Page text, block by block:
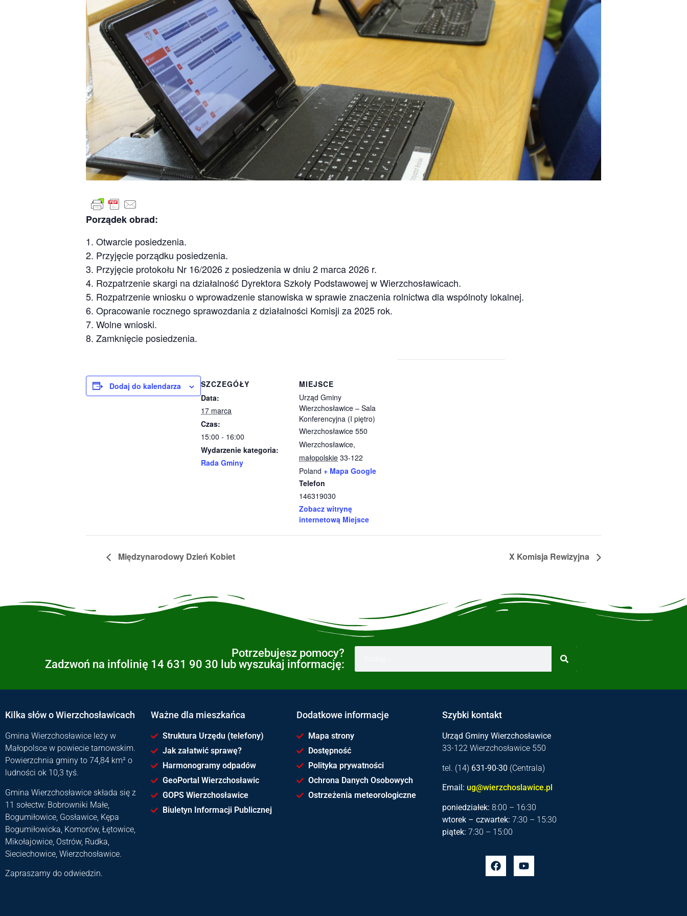
Porządek obrad:
1. Otwarcie posiedzenia.
2. Przyjęcie porządku posiedzenia.
3. Przyjęcie protokołu Nr 16/2026 z posiedzenia w dniu 2 marca 2026 r.
4. Rozpatrzenie skargi na działalność Dyrektora Szkoły Podstawowej w Wierzchosławicach.
5. Rozpatrzenie wniosku o wprowadzenie stanowiska w sprawie znaczenia rolnictwa dla wspólnoty lokalnej.
6. Opracowanie rocznego sprawozdania z działalności Komisji za 2025 rok.
7. Wolne wnioski.
8. Zamknięcie posiedzenia.
Dodaj do kalendarza
SZCZEGÓŁY
Data:
17 marca
Czas:
15:00 - 16:00
Wydarzenie kategoria:
Rada Gminy
MIEJSCE
Urząd Gminy
Wierzchosławice – Sala
Konferencyjna (I piętro)
Wierzchosławice 550
Wierzchosławice,
małopolskie 33-122
Poland + Mapa Google
Telefon
146319030
Zobacz witrynę
internetową Miejsce
Międzynarodowy Dzień Kobiet X Komisja Rewizyjna
Potrzebujesz pomocy?
Zadzwoń na infolinię 14 631 90 30 lub wyszukaj informację:
Kilka słów o Wierzchosławicach
Gmina Wierzchosławice leży w
Małopolsce w powiecie tarnowskim.
Powierzchnia gminy to 74,84 km² o
ludności ok 10,3 tyś.
Gmina Wierzchosławice składa się z
11 sołectw: Bobrowniki Małe,
Bogumiłowice, Gosławice, Kępa
Bogumiłowicka, Komorów, Łętowice,
Mikołajowice, Ostrów, Rudka,
Sieciechowice, Wierzchosławice.
Zapraszamy do odwiedzin.
Ważne dla mieszkańca
Struktura Urzędu (telefony)
Jak załatwić sprawę?
Harmonogramy odpadów
GeoPortal Wierzchosławic
GOPS Wierzchosławice
Biuletyn Informacji Publicznej
Dodatkowe informacje
Mapa strony
Dostępność
Polityka prywatności
Ochrona Danych Osobowych
Ostrzeżenia meteorologiczne
Szybki kontakt
Urząd Gminy Wierzchosławice
33-122 Wierzchosławice 550
tel. (14) 631-90-30 (Centrala)
Email: ug@wierzchoslawice.pl
poniedziałek: 8:00 – 16:30
wtorek – czwartek: 7:30 – 15:30
piątek: 7:30 – 15:00